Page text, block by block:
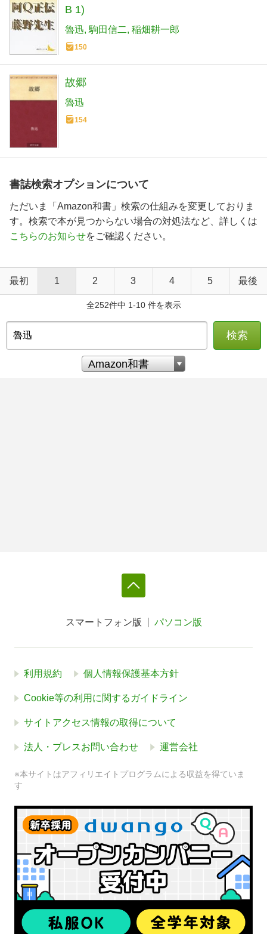
B 1)
魯迅 駒田信二 稲畑耕一郎
150
故郷
魯迅
154
書誌検索オプションについて
ただいま「Amazon和書」検索の仕組みを変更しておりま
す。検索で本が見つからない場合の対処法など、詳しくは
こちらのお知らせをご確認ください。
最初 1 2 3 4 5 最後
全252件中 1-10 件を表示
検索
スマートフォン版 パソコン版
利用規約 個人情報保護基本方針
Cookie等の利用に関するガイドライン
サイトアクセス情報の取得について
法人・プレスお問い合わせ 運営会社
※本サイトはアフィリエイトプログラムによる収益を得ていま
す